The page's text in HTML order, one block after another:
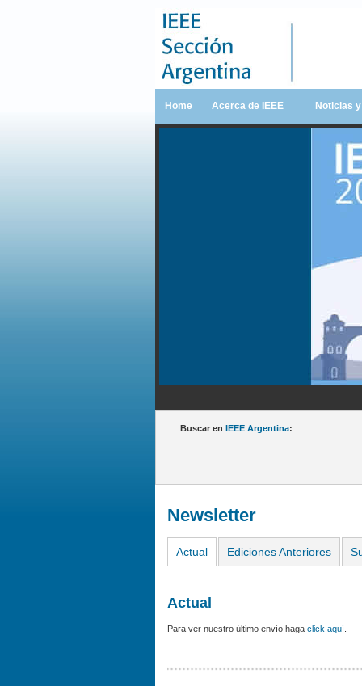
Home Acerca de IEEE Noticias
Buscar en IEEE Argentina:
Newsletter
Actual Ediciones Anteriores
Actual
Para ver nuestro último envío haga click aquí